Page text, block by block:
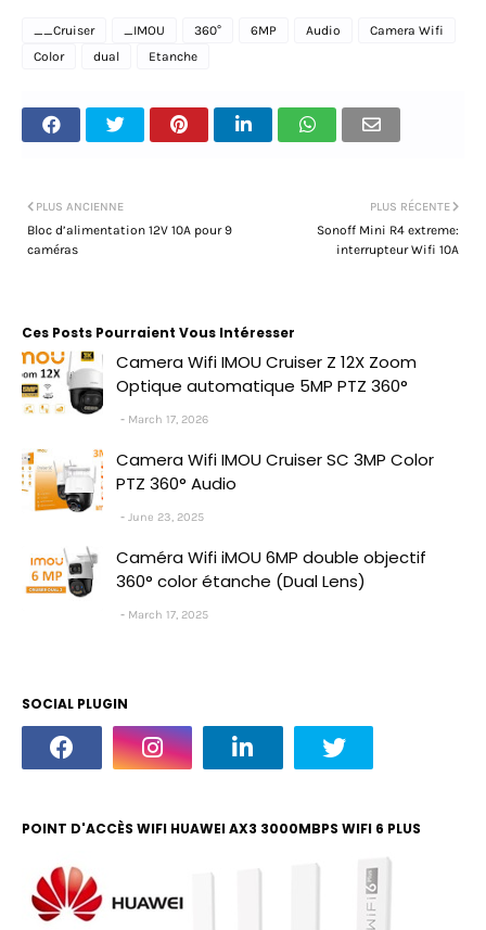
__Cruiser _IMOU 360° 6MP Audio
Camera Wifi
Color
dual Etanche
PLUS RÉCENTE
Sonoff Mini R4 extreme:
interrupteur Wifi 10A
PLUS ANCIENNE
Bloc d’alimentation 12V 10A pour 9
caméras
Ces Posts Pourraient Vous Intéresser
Camera Wifi IMOU Cruiser Z 12X Zoom
Optique automatique 5MP PTZ 360°
March 17, 2026
Camera Wifi IMOU Cruiser SC 3MP Color
PTZ 360° Audio
June 23, 2025
Caméra Wifi iMOU 6MP double objectif
360° color étanche (Dual Lens)
March 17, 2025
SOCIAL PLUGIN
POINT D'ACCÈS WIFI HUAWEI AX3 3000MBPS WIFI 6 PLUS